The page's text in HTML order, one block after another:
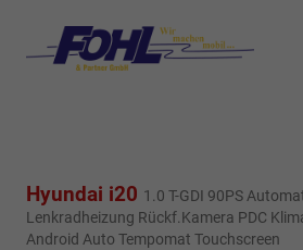
Hyundai i20 1.0 T-GDI 90PS
Lenkradheizung Rückf.Kamera PDC
Android Auto Tempomat Touchscreen